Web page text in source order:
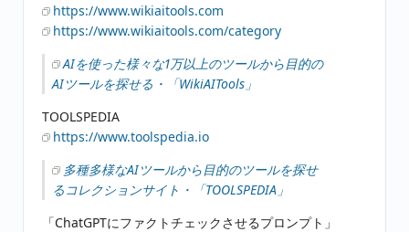
https://www.wikiaitools.com
https://www.wikiaitools.com/category
AIを使った様々な1万以上のツールから目的の
AIツールを探せる・「WikiAITools」
TOOLSPEDIA
https://www.toolspedia.io
多種多様なAIツールから目的のツールを探せ
るコレクションサイト・「TOOLSPEDIA」
「ChatGPTにファクトチェックさせるプロンプト」